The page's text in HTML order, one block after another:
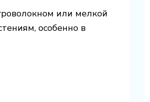
или мелкой
особенно в